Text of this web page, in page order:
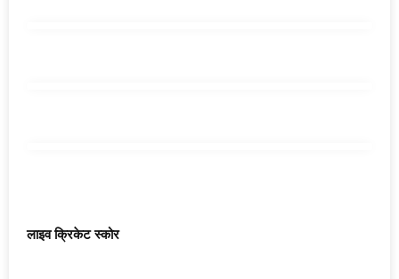
लाइव क्रिकेट स्कोर